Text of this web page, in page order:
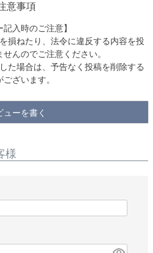
意事項
記入時のご注意】
損ねたり、法令に違反する内容を投
んのでご注意ください。
た場合は、予告なく投稿を削除する
ございます。
ューを書く
様